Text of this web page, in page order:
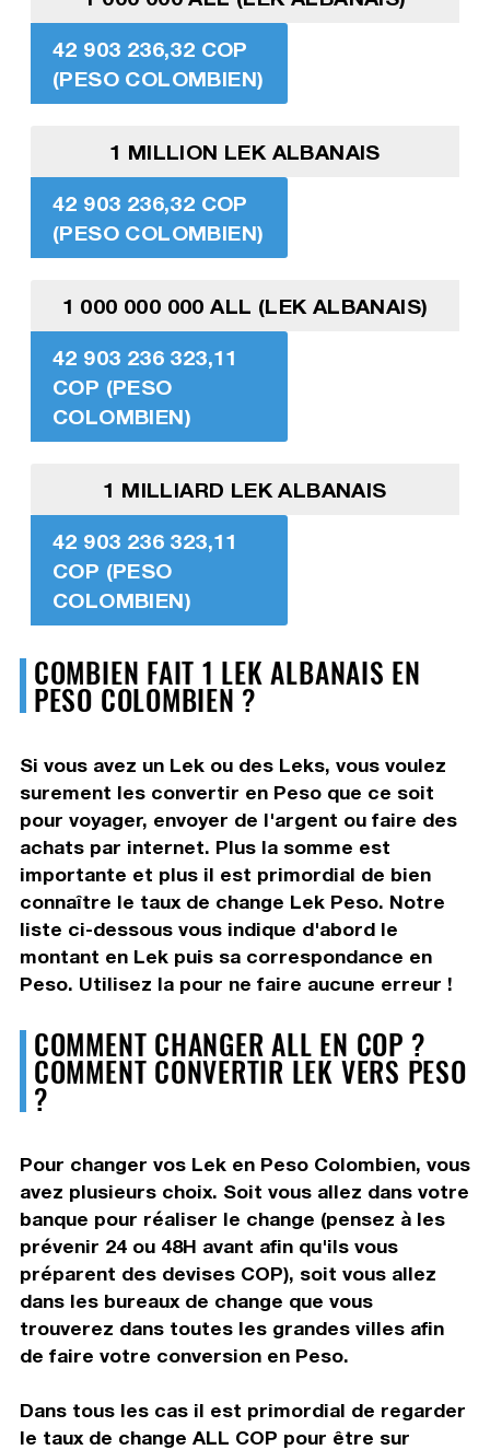
42 903 236,32 COP
(PESO COLOMBIEN)
1 MILLION LEK ALBANAIS
42 903 236,32 COP
(PESO COLOMBIEN)
1 000 000 000 ALL (LEK ALBANAIS)
42 903 236 323,11
COP (PESO
COLOMBIEN)
1 MILLIARD LEK ALBANAIS
42 903 236 323,11
COP (PESO
COLOMBIEN)
COMBIEN FAIT 1 LEK ALBANAIS EN
PESO COLOMBIEN ?
Si vous avez un Lek ou des Leks, vous voulez
surement les convertir en Peso que ce soit
pour voyager, envoyer de l'argent ou faire des
achats par internet. Plus la somme est
importante et plus il est primordial de bien
connaître le taux de change Lek Peso. Notre
liste ci-dessous vous indique d'abord le
montant en Lek puis sa correspondance en
Peso. Utilisez la pour ne faire aucune erreur !
COMMENT CHANGER ALL EN COP ?
COMMENT CONVERTIR LEK VERS PESO
?
Pour changer vos Lek en Peso Colombien, vous
avez plusieurs choix. Soit vous allez dans votre
banque pour réaliser le change (pensez à les
prévenir 24 ou 48H avant afin qu'ils vous
préparent des devises COP), soit vous allez
dans les bureaux de change que vous
trouverez dans toutes les grandes villes afin
de faire votre conversion en Peso.
Dans tous les cas il est primordial de regarder
le taux de change ALL COP pour être sur